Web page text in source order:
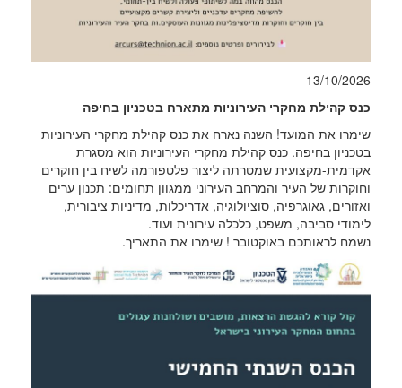
13/10/2026
כנס קהילת מחקרי העירוניות מתארח בטכניון בחיפה
שימרו את המועד! השנה נארח את כנס קהילת מחקרי העירוניות
בטכניון בחיפה. כנס קהילת מחקרי העירוניות הוא מסגרת
אקדמית-מקצועית שמטרתה ליצור פלטפורמה לשיח בין חוקרים
וחוקרות של העיר והמרחב העירוני ממגוון תחומים: תכנון ערים
ואזורים, גאוגרפיה, סוציולוגיה, אדריכלות, מדיניות ציבורית,
לימודי סביבה, משפט, כלכלה עירונית ועוד.
נשמח לראותכם באוקטובר ! שימרו את התאריך.